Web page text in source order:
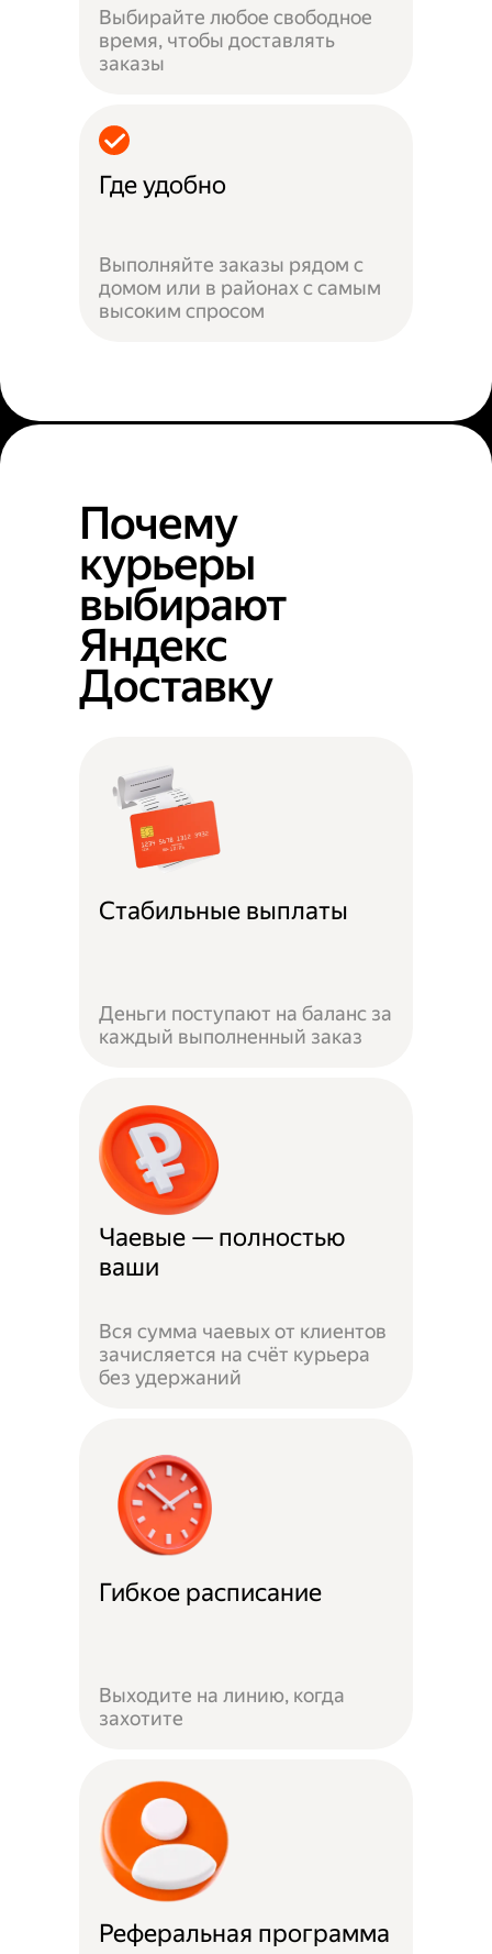
Выбирайте любое свободное
время, чтобы доставлять
заказы
Где удобно
Выполняйте заказы рядом с
домом или в районах с самым
высоким спросом
Почему
курьеры
выбирают
Яндекс
Доставку
Стабильные выплаты
Деньги поступают на баланс за
каждый выполненный заказ
Чаевые — полностью
ваши
Вся сумма чаевых от клиентов
зачисляется на счёт курьера
без удержаний
Гибкое расписание
Выходите на линию, когда
захотите
Реферальная программа